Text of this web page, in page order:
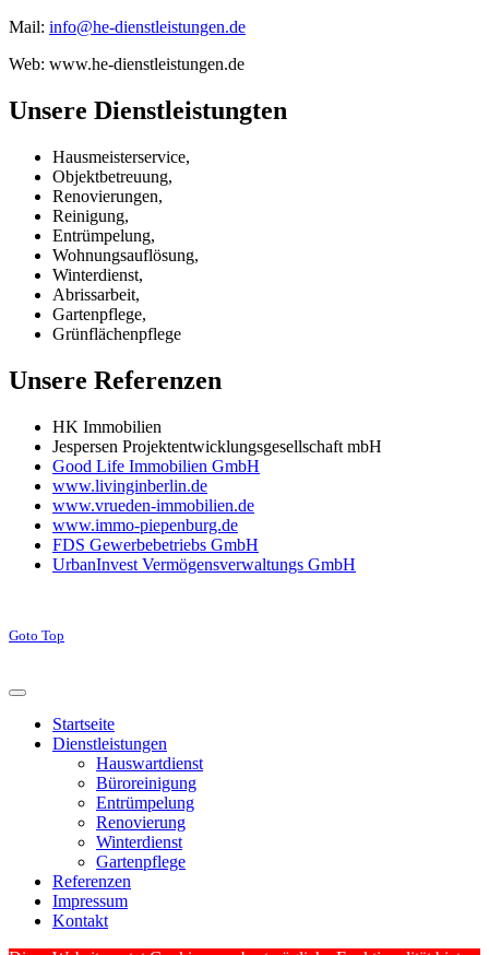
Mail: info@he-dienstleistungen.de
Web: www.he-dienstleistungen.de
Unsere Dienstleistungten
Hausmeisterservice,
Objektbetreuung,
Renovierungen,
Reinigung,
Entrümpelung,
Wohnungsauflösung,
Winterdienst,
Abrissarbeit,
Gartenpflege,
Grünflächenpflege
Unsere Referenzen
HK Immobilien
Jespersen Projektentwicklungsgesellschaft mbH
Good Life Immobilien GmbH
www.livinginberlin.de
www.vrueden-immobilien.de
www.immo-piepenburg.de
FDS Gewerbebetriebs GmbH
UrbanInvest Vermögensverwaltungs GmbH
Goto Top
Startseite
Dienstleistungen
Hauswartdienst
Büroreinigung
Entrümpelung
Renovierung
Winterdienst
Gartenpflege
Referenzen
Impressum
Kontakt